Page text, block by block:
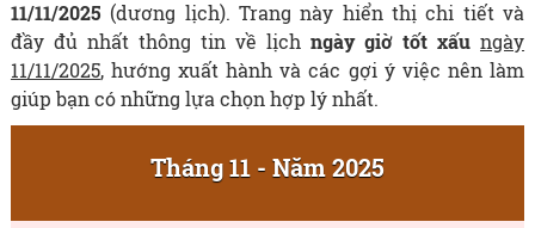
11/11/2025 (dương lịch). Trang này hiển thị chi tiết và
đầy đủ nhất thông tin về lịchngày giờ tốt xấu ngày
11/11/2025, hướng xuất hành và các gợi ý việc nên làm
giúp bạn có những lựa chọn hợp lý nhất.
Tháng 11 - Năm 2025